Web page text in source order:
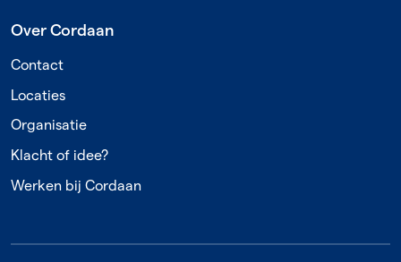
Over Cordaan
Contact
Locaties
Organisatie
Klacht of idee?
Werken bij Cordaan